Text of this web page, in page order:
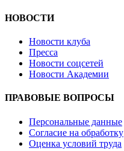
НОВОСТИ
Новости клуба
Пресса
Новости соцсетей
Новости Академии
ПРАВОВЫЕ ВОПРОСЫ
Персональные данные
Согласие на обработку
Оценка условий труда